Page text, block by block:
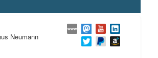
Neumann